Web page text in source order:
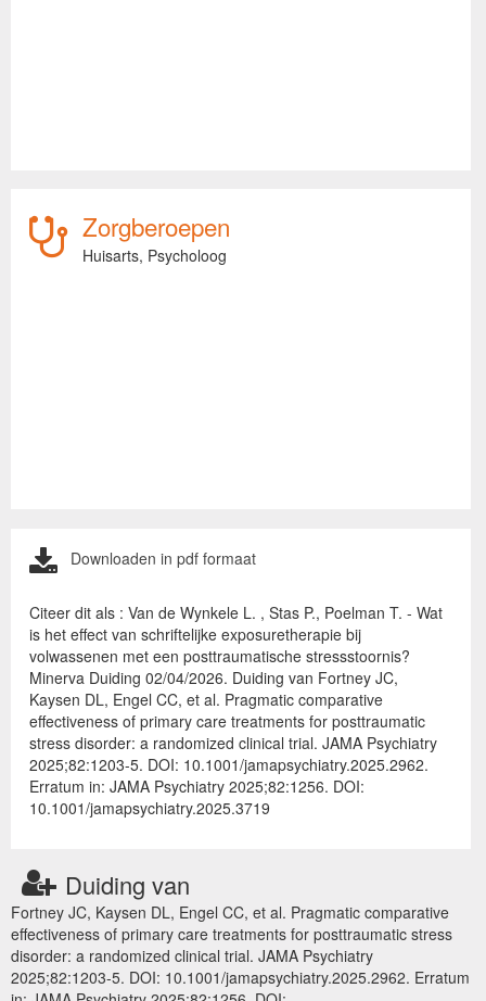
Zorgberoepen
Huisarts, Psycholoog
Downloaden in pdf formaat
Citeer dit als : Van de Wynkele L. , Stas P., Poelman T. - Wat
is het effect van schriftelijke exposuretherapie bij
volwassenen met een posttraumatische stressstoornis?
Minerva Duiding 02/04/2026. Duiding van Fortney JC,
Kaysen DL, Engel CC, et al. Pragmatic comparative
effectiveness of primary care treatments for posttraumatic
stress disorder: a randomized clinical trial. JAMA Psychiatry
2025;82:1203-5. DOI: 10.1001/jamapsychiatry.2025.2962.
Erratum in: JAMA Psychiatry 2025;82:1256. DOI:
10.1001/jamapsychiatry.2025.3719
Duiding van
Fortney JC, Kaysen DL, Engel CC, et al. Pragmatic comparative
effectiveness of primary care treatments for posttraumatic stress
disorder: a randomized clinical trial. JAMA Psychiatry
2025;82:1203-5. DOI: 10.1001/jamapsychiatry.2025.2962. Erratum